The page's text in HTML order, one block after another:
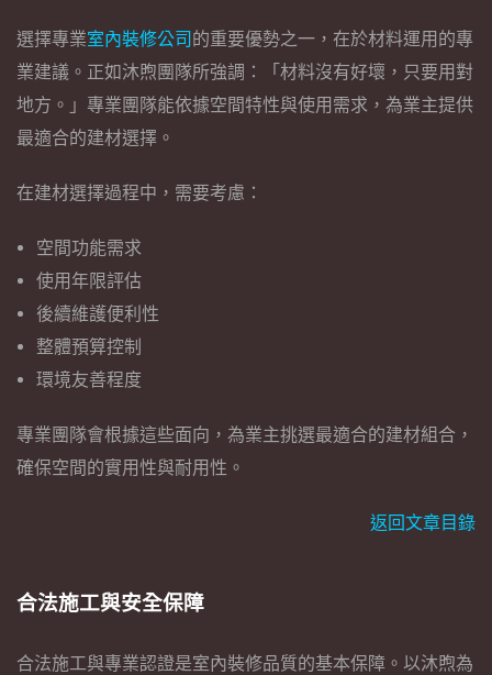
選擇專業室內裝修公司 的重要優勢之一，在於材料運用的專
業建議。正如沐煦團隊所強調：「材料沒有好壞，只要用對
地方。」專業團隊能依據空間特性與使用需求，為業主提供
最適合的建材選擇。
在建材選擇過程中，需要考慮：
空間功能需求
使用年限評估
後續維護便利性
整體預算控制
環境友善程度
專業團隊會根據這些面向，為業主挑選最適合的建材組合，
確保空間的實用性與耐用性。
返回文章目錄
合法施工與安全保障
合法施工與專業認證是室內裝修品質的基本保障。以沐煦為